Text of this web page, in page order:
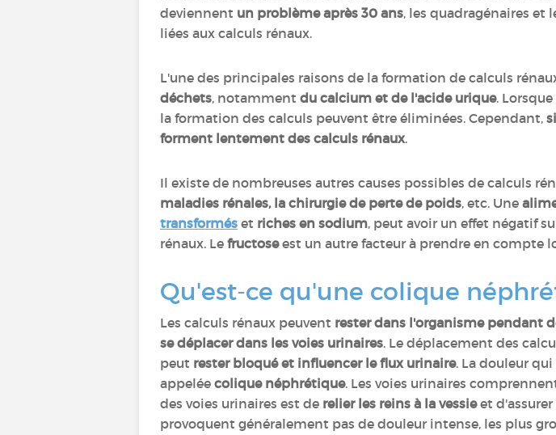
deviennent un problème après 30 ans, les quadragénaires et
liées aux calculs rénaux.
L'une des principales raisons de la formation de calculs
déchets, notamment du calcium et de l'acide urique.
la formation des calculs peuvent être éliminées. Cependant,
forment lentement des calculs rénaux.
Il existe de nombreuses autres causes possibles de calculs
maladies rénales, la chirurgie de perte de poids, etc. Une
transformés et riches en sodium, peut avoir un effet négatif
rénaux. Le fructoseest un autre facteur à prendre en compte
Qu'est-ce qu'une colique
Les calculs rénaux peuvent rester dans l'organisme pendant
se déplacer dans les voies urinaires. Le déplacement des
peut rester bloqué et influencer le flux urinaire. La douleur
appelée colique néphrétique. Les voies urinaires
des voies urinaires est de relier les reins à la vessieet
provoquent généralement pas de douleur intense, les plus